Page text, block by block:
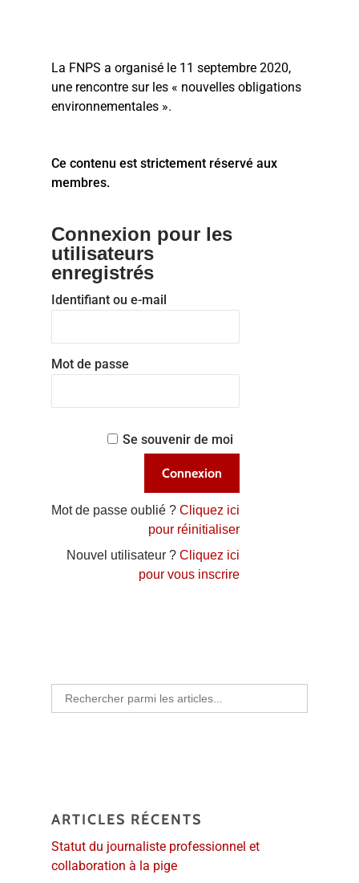
La FNPS a organisé le 11 septembre 2020,
une rencontre sur les « nouvelles obligations
environnementales ».
Ce contenu est strictement réservé aux
membres.
Connexion pour les
utilisateurs
enregistrés
Identifiant ou e-mail
Mot de passe
Se souvenir de moi
Mot de passe oublié ?Cliquez ici
pour réinitialiser
Nouvel utilisateur ?Cliquez ici
pour vous inscrire
Search
for:
ARTICLES RÉCENTS
Statut du journaliste professionnel et
collaboration à la pige